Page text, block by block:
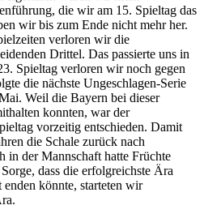
die wir am 15. Spieltag das
wir bis zum Ende nicht mehr her.
verloren wir die
Drittel. Das passierte uns in
Spieltag verloren wir noch gegen
die nächste Ungeschlagen-Serie
Weil die Bayern bei dieser
konnten, war der
vorzeitig entschieden. Damit
die Schale zurück nach
in der Mannschaft hatte Früchte
dass die erfolgreichste Ära
könnte, starteten wir